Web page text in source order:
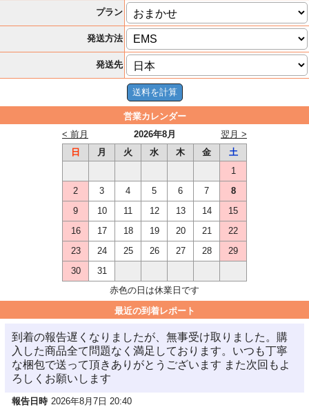
プラン
発送方法
発送先
営業カレンダー
2026年8月
< 前月
翌月 >
日
月 火 水 木 金
土
1
2
3 4 5 6 7
8
9
10 11 12 13 14
15
16
17 18 19 20 21
22
23
24 25 26 27 28
29
30
31
赤色の日は休業日です
最近の到着レポート
到着の報告遅くなりましたが、無事受け取りました。購
入した商品全て問題なく満足しております。いつも丁寧
な梱包で送って頂きありがとうございます また次回もよ
ろしくお願いします
報告日時 2026年8月7日 20:40